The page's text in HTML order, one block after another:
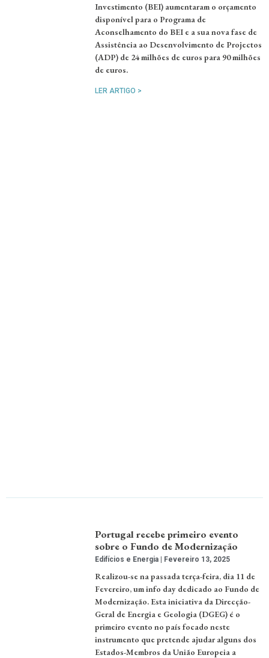
Investimento (BEI) aumentaram o orçamento
disponível para o Programa de
Aconselhamento do BEI e a sua nova fase de
Assistência ao Desenvolvimento de Projectos
(ADP) de 24 milhões de euros para 90 milhões
de euros.
LER ARTIGO >
Portugal recebe primeiro evento
sobre o Fundo de Modernização
Edifícios e Energia Fevereiro 13, 2025
Realizou-se na passada terça-feira, dia 11 de
Fevereiro, um info day dedicado ao Fundo de
Modernização. Esta iniciativa da Direcção-
Geral de Energia e Geologia (DGEG) é o
primeiro evento no país focado neste
instrumento que pretende ajudar alguns dos
Estados-Membros da União Europeia a